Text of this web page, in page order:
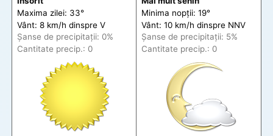
Maxima zilei: 33°
Vânt: 8 km/h dinspre V
Șanse de precipitații: 0%
Cantitate precip.: 0
Minima nopții: 19°
Vânt: 10 km/h dinspre NNV
Șanse de precipitații: 5%
Cantitate precip.: 0